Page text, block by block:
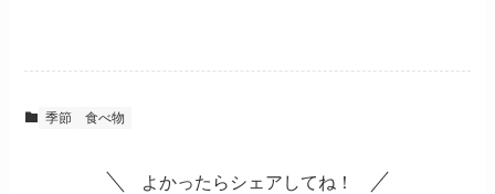
季節 食べ物
よかったらシェアしてね！